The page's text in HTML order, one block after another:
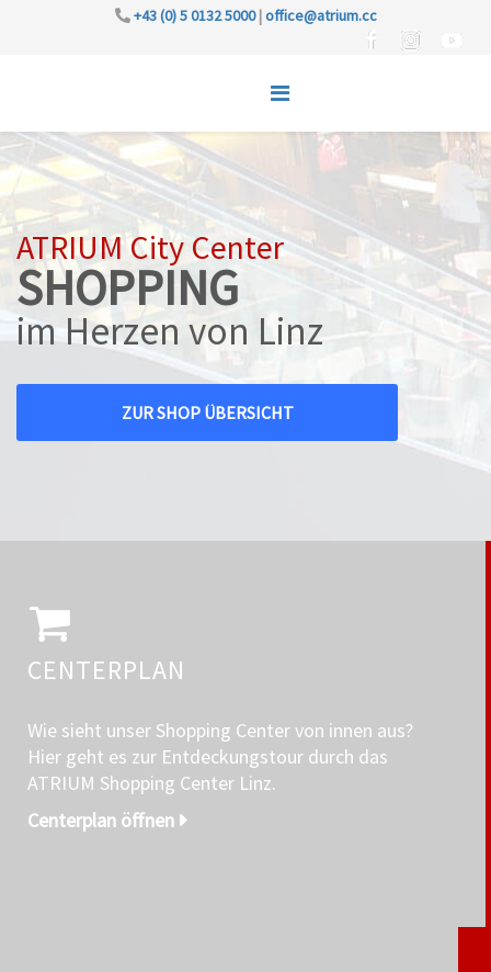
+43 (0) 5 0132 5000|office@atrium.cc
ATRIUM City Center
SHOPPING
im Herzen von Linz
ZUR SHOP ÜBERSICHT
CENTERPLAN
Wie sieht unser Shopping Center von innen aus?
Hier geht es zur Entdeckungstour durch das
ATRIUM Shopping Center Linz.
Centerplan öffnen